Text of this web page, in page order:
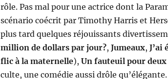
rôle. Pas mal pour une actrice dont la
scénario coécrit par Timothy Harris et
plus tard quelques réjouissants
million de dollars par jour?, Jumeaux, J’ai
flic à la maternelle), Un fauteuil pour deux
culte, une comédie aussi drôle qu’élégante.